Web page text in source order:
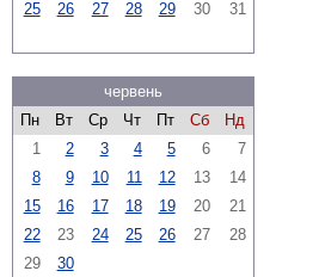
25 26 27 28 29 30 31
червень
Пн
Вт Ср Чт Пт Сб
Нд
1
2 3 4 5 6
7
8
9 10 11 12 13
14
15
16 17 18 19 20
21
22
23 24 25 26 27
28
29
30